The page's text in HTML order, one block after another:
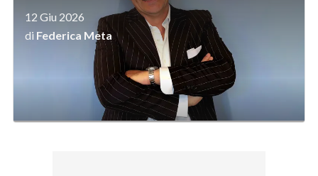
12 Giu 2026
di Federica Meta